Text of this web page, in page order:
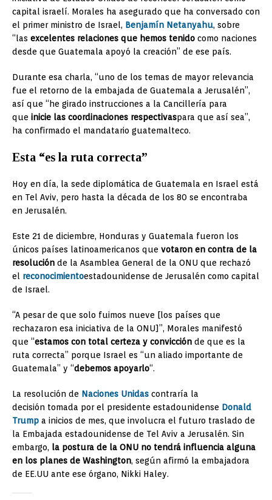
capital israelí. Morales ha asegurado que ha conversado con
el primer ministro de Israel, Benjamín Netanyahu, sobre
“las excelentes relaciones que hemos tenido como naciones
desde que Guatemala apoyó la creación” de ese país.
Durante esa charla, “uno de los temas de mayor relevancia
fue el retorno de la embajada de Guatemala a Jerusalén”,
así que “he girado instrucciones a la Cancillería para
que inicie las coordinaciones respectivaspara que así sea”,
ha confirmado el mandatario guatemalteco.
Esta “es la ruta correcta”
Hoy en día, la sede diplomática de Guatemala en Israel está
en Tel Aviv, pero hasta la década de los 80 se encontraba
en Jerusalén.
Este 21 de diciembre, Honduras y Guatemala fueron los
únicos países latinoamericanos que votaron en contra de la
resolución de la Asamblea General de la ONU que rechazó
el reconocimientoestadounidense de Jerusalén como capital
de Israel.
“A pesar de que solo fuimos nueve [los países que
rechazaron esa iniciativa de la ONU]”, Morales manifestó
que “estamos con total certeza y convicción de que es la
ruta correcta” porque Israel es “un aliado importante de
Guatemala” y “debemos apoyarlo“.
La resolución de Naciones Unidas contraría la
decisión tomada por el presidente estadounidense Donald
Trump a inicios de mes, que involucra el futuro traslado de
la Embajada estadounidense de Tel Aviv a Jerusalén. Sin
embargo, la postura de la ONU no tendrá influencia alguna
en los planes de Washington, según afirmó la embajadora
de EE.UU ante ese órgano, Nikki Haley.